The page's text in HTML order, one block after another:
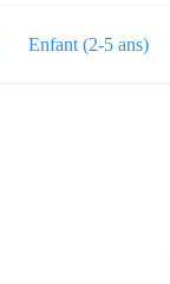
Enfant (2-5 ans)